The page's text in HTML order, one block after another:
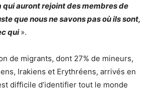
qui auront rejoint des membres de
que nous ne savons pas où ils sont,
qui ».
de migrants, dont 27% de mineurs,
Irakiens et Erythréens, arrivés en
difficile d’identifier tout le monde